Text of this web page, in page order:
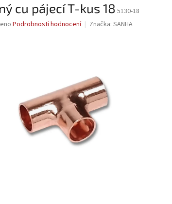
cu pájecí T-kus 18 5130-18
Podrobnosti hodnocení Značka: SANHA